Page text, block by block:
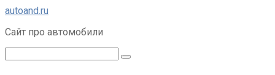
Перейти
контенту
autoand.ru
Сайт про автомобили